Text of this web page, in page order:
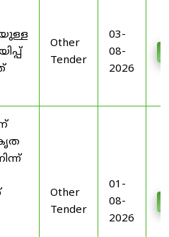
Other
Tender
03-
08-
2026
Other
Tender
01-
08-
2026